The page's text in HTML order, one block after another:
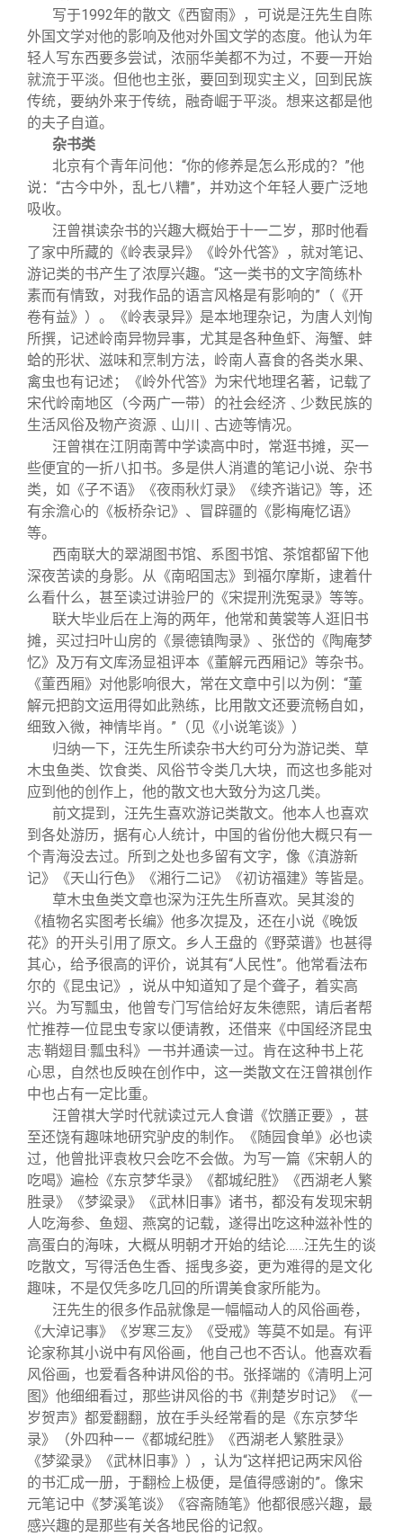
写于1992年的散文《西窗雨》，可说是汪先生自陈
外国文学对他的影响及他对外国文学的态度。他认为年
轻人写东西要多尝试，浓丽华美都不为过，不要一开始
就流于平淡。但他也主张，要回到现实主义，回到民族
传统，要纳外来于传统，融奇崛于平淡。想来这都是他
的夫子自道。
杂书类
北京有个青年问他：“你的修养是怎么形成的？”他
说：“古今中外，乱七八糟”，并劝这个年轻人要广泛地
吸收。
汪曾祺读杂书的兴趣大概始于十一二岁，那时他看
了家中所藏的《岭表录异》《岭外代答》，就对笔记、
游记类的书产生了浓厚兴趣。“这一类书的文字简练朴
素而有情致，对我作品的语言风格是有影响的”（《开
卷有益》）。《岭表录异》是本地理杂记，为唐人刘恂
所撰，记述岭南异物异事，尤其是各种鱼虾、海蟹、蚌
蛤的形状、滋味和烹制方法，岭南人喜食的各类水果、
禽虫也有记述；《岭外代答》为宋代地理名著，记载了
宋代岭南地区（今两广一带）的社会经济﹑少数民族的
生活风俗及物产资源﹑山川﹑古迹等情况。
汪曾祺在江阴南菁中学读高中时，常逛书摊，买一
些便宜的一折八扣书。多是供人消遣的笔记小说、杂书
类，如《子不语》《夜雨秋灯录》《续齐谐记》等，还
有余澹心的《板桥杂记》、冒辟疆的《影梅庵忆语》
等。
西南联大的翠湖图书馆、系图书馆、茶馆都留下他
深夜苦读的身影。从《南昭国志》到福尔摩斯，逮着什
么看什么，甚至读过讲验尸的《宋提刑洗冤录》等等。
联大毕业后在上海的两年，他常和黄裳等人逛旧书
摊，买过扫叶山房的《景德镇陶录》、张岱的《陶庵梦
忆》及万有文库汤显祖评本《董解元西厢记》等杂书。
《董西厢》对他影响很大，常在文章中引以为例：“董
解元把韵文运用得如此熟练，比用散文还要流畅自如，
细致入微，神情毕肖。”（见《小说笔谈》）
归纳一下，汪先生所读杂书大约可分为游记类、草
木虫鱼类、饮食类、风俗节令类几大块，而这也多能对
应到他的创作上，他的散文也大致分为这几类。
前文提到，汪先生喜欢游记类散文。他本人也喜欢
到各处游历，据有心人统计，中国的省份他大概只有一
个青海没去过。所到之处也多留有文字，像《滇游新
记》《天山行色》《湘行二记》《初访福建》等皆是。
草木虫鱼类文章也深为汪先生所喜欢。吴其浚的
《植物名实图考长编》他多次提及，还在小说《晚饭
花》的开头引用了原文。乡人王盘的《野菜谱》也甚得
其心，给予很高的评价，说其有“人民性”。他常看法布
尔的《昆虫记》，说从中知道知了是个聋子，着实高
兴。为写瓢虫，他曾专门写信给好友朱德熙，请后者帮
忙推荐一位昆虫专家以便请教，还借来《中国经济昆虫
志·鞘翅目·瓢虫科》一书并通读一过。肯在这种书上花
心思，自然也反映在创作中，这一类散文在汪曾祺创作
中也占有一定比重。
汪曾祺大学时代就读过元人食谱《饮膳正要》，甚
至还饶有趣味地研究驴皮的制作。《随园食单》必也读
过，他曾批评袁枚只会吃不会做。为写一篇《宋朝人的
吃喝》遍检《东京梦华录》《都城纪胜》《西湖老人繁
胜录》《梦粱录》《武林旧事》诸书，都没有发现宋朝
人吃海参、鱼翅、燕窝的记载，遂得出吃这种滋补性的
高蛋白的海味，大概从明朝才开始的结论……汪先生的谈
吃散文，写得活色生香、摇曳多姿，更为难得的是文化
趣味，不是仅凭多吃几回的所谓美食家所能为。
汪先生的很多作品就像是一幅幅动人的风俗画卷，
《大淖记事》《岁寒三友》《受戒》等莫不如是。有评
论家称其小说中有风俗画，他自己也不否认。他喜欢看
风俗画，也爱看各种讲风俗的书。张择端的《清明上河
图》他细细看过，那些讲风俗的书《荆楚岁时记》《一
岁贺声》都爱翻翻，放在手头经常看的是《东京梦华
录》（外四种——《都城纪胜》《西湖老人繁胜录》
《梦粱录》《武林旧事》），认为“这样把记两宋风俗
的书汇成一册，于翻检上极便，是值得感谢的”。像宋
元笔记中《梦溪笔谈》《容斋随笔》他都很感兴趣，最
感兴趣的是那些有关各地民俗的记叙。